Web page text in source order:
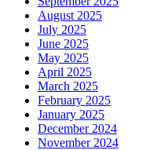
August 2025
July 2025
June 2025
May 2025
April 2025
March 2025
February 2025
January 2025
December 2024
November 2024